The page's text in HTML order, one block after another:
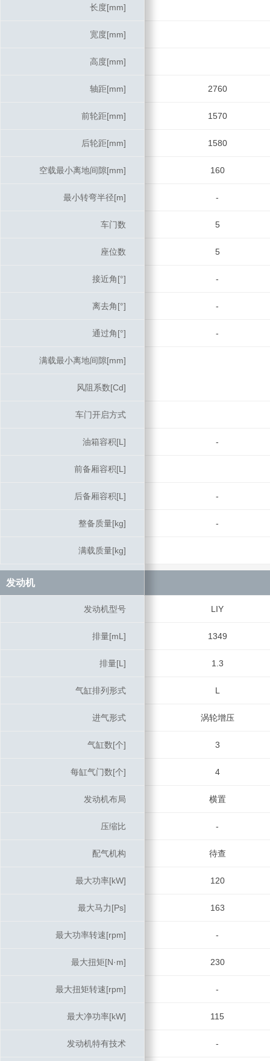
长度[mm]
宽度[mm]
高度[mm]
轴距[mm] 2760
前轮距[mm] 1570
后轮距[mm] 1580
空载最小离地间隙[mm] 160
最小转弯半径[m] -
车门数 5
座位数 5
接近角[°] -
离去角[°] -
通过角[°] -
满载最小离地间隙[mm]
风阻系数[Cd]
车门开启方式
油箱容积[L] -
前备厢容积[L]
后备厢容积[L] -
整备质量[kg] -
满载质量[kg]
发动机
发动机型号 LIY
排量[mL] 1349
排量[L] 1.3
气缸排列形式 L
进气形式 涡轮增压
气缸数[个] 3
每缸气门数[个] 4
发动机布局 横置
压缩比 -
配气机构 待查
最大功率[kW] 120
最大马力[Ps] 163
最大功率转速[rpm] -
最大扭矩[N·m] 230
最大扭矩转速[rpm] -
最大净功率[kW] 115
发动机特有技术 -
长度[mm]
宽度[mm]
高度[mm]
轴距[mm]
前轮距[mm]
后轮距[mm]
空载最小离地间隙[mm]
最小转弯半径[m]
车门数
座位数
接近角[°]
离去角[°]
通过角[°]
满载最小离地间隙[mm]
风阻系数[Cd]
车门开启方式
油箱容积[L]
前备厢容积[L]
后备厢容积[L]
整备质量[kg]
满载质量[kg]
发动机
发动机型号
排量[mL]
排量[L]
气缸排列形式
进气形式
气缸数[个]
每缸气门数[个]
发动机布局
压缩比
配气机构
最大功率[kW]
最大马力[Ps]
最大功率转速[rpm]
最大扭矩[N·m]
最大扭矩转速[rpm]
最大净功率[kW]
发动机特有技术